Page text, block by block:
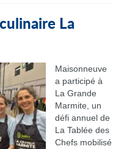
La
Maisonneuve
a participé à
La Grande
Marmite, un
défi annuel de
La Tablée des
Chefs mobilisé